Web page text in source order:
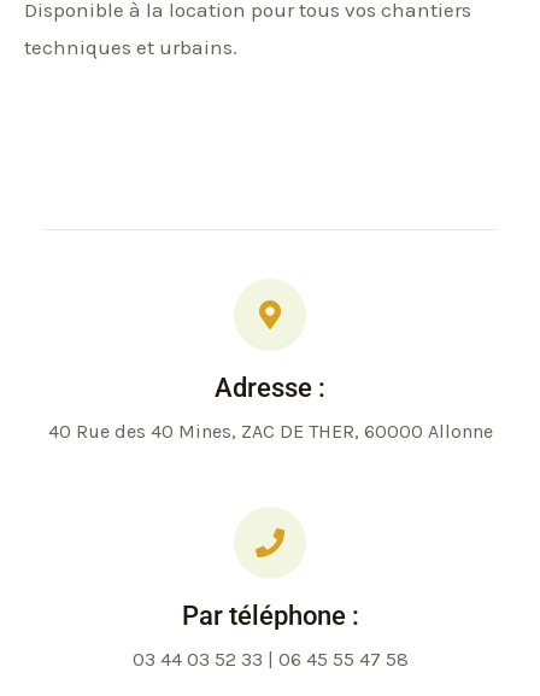
Disponible à la location pour tous vos chantiers
techniques et urbains.
Adresse :
40 Rue des 40 Mines, ZAC DE THER, 60000 Allonne
Par téléphone :
03 44 03 52 33 | 06 45 55 47 58